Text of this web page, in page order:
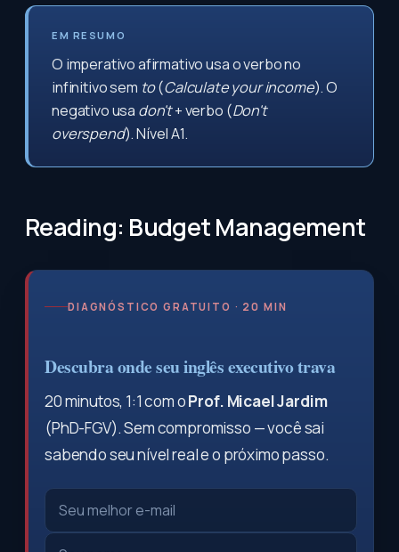
EM RESUMO
O imperativo afirmativo usa o verbo no
infinitivo sem to(Calculate your income). O
negativo usa don't+ verbo (Don't
overspend). Nível A1.
Reading: Budget Management
DIAGNÓSTICO GRATUITO · 20 MIN
Descubra onde seu inglês executivo trava
20 minutos, 1:1 com oProf. Micael Jardim
(PhD-FGV). Sem compromisso — você sai
sabendo seu nível real e o próximo passo.